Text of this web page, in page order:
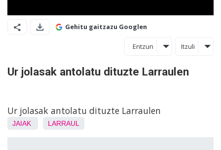
Gehitu gaitzazu Googlen
Entzun Itzuli
Ur jolasak antolatu dituzte Larraulen
Ur jolasak antolatu dituzte Larraulen
JAIAK LARRAUL